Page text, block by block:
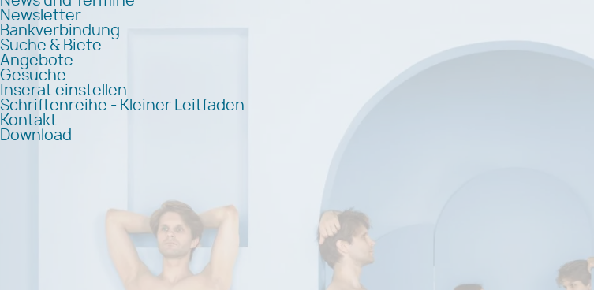
Newsletter
Bankverbindung
Suche & Biete
Angebote
Gesuche
Inserat einstellen
Schriftenreihe - Kleiner Leitfaden
Kontakt
Download